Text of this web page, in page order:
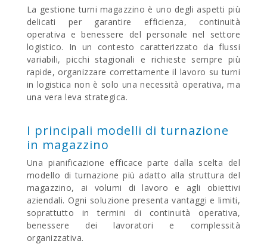
La gestione turni magazzino è uno degli aspetti più
delicati per garantire efficienza, continuità
operativa e benessere del personale nel settore
logistico. In un contesto caratterizzato da flussi
variabili, picchi stagionali e richieste sempre più
rapide, organizzare correttamente il lavoro su turni
in logistica non è solo una necessità operativa, ma
una vera leva strategica.
I principali modelli di turnazione
in magazzino
Una pianificazione efficace parte dalla scelta del
modello di turnazione più adatto alla struttura del
magazzino, ai volumi di lavoro e agli obiettivi
aziendali. Ogni soluzione presenta vantaggi e limiti,
soprattutto in termini di continuità operativa,
benessere dei lavoratori e complessità
organizzativa.